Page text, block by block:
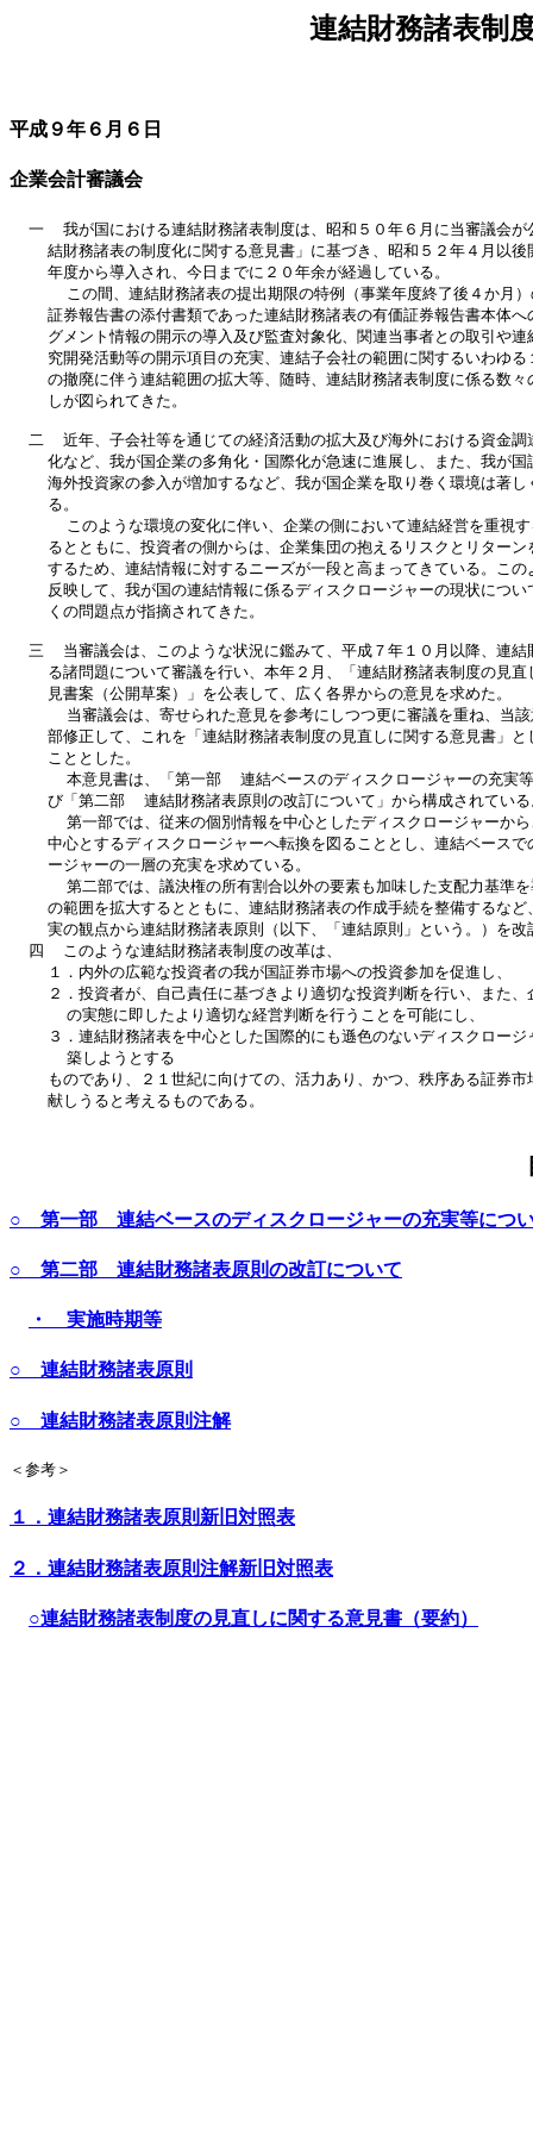
連結財務諸表制
平成９年６月６日
企業会計審議会
一  我が国における連結財務諸表制度は、昭和５０年６月に当審議会が
結財務諸表の制度化に関する意見書」に基づき、昭和５２年４月以後
年度から導入され、今日までに２０年余が経
この間、連結財務諸表の提出期限の特例（事業年度終了後４か月
証券報告書の添付書類であった連結財務諸表の有価証券報告書本体へ
グメント情報の開示の導入及び監査対象化、関連当事者との取引や連
究開発活動等の開示項目の充実、連結子会社の範囲に関するいわゆる
の撤廃に伴う連結範囲の拡大等、随時、連結財務諸表制度に係る数々
しが図られ
二  近年、子会社等を通じての経済活動の拡大及び海外における資金調
化など、我が国企業の多角化・国際化が急速に進展し、また、我が国
海外投資家の参入が増加するなど、我が国企業を取り巻く環境は著し
このような環境の変化に伴い、企業の側において連結経営を重視
るとともに、投資者の側からは、企業集団の抱えるリスクとリターン
するため、連結情報に対するニーズが一段と高まってきている。この
反映して、我が国の連結情報に係るディスクロージャーの現状につい
くの問題点が指摘さ
三  当審議会は、このような状況に鑑みて、平成７年１０月以降、連結
る諸問題について審議を行い、本年２月、「連結財務諸表制度の見直
見書案（公開草案）」を公表して、広く各界からの意
当審議会は、寄せられた意見を参考にしつつ更に審議を重ね、当
部修正して、これを「連結財務諸表制度の見直しに関する意見書」と
ことと
本意見書は、「第一部  連結ベースのディスクロージャーの充実
び「第二部  連結財務諸表原則の改訂について」から構
第一部では、従来の個別情報を中心としたディスクロージャーか
中心とするディスクロージャーへ転換を図ることとし、連結ベースで
ージャーの一層の充実を求
第二部では、議決権の所有割合以外の要素も加味した支配力基準
の範囲を拡大するとともに、連結財務諸表の作成手続を整備するなど
実の観点から連結財務諸表原則（以下、「連結原則」という。）を
四  このような連結財務諸表制度
１．内外の広範な投資者の我が国証券市場への投資参
２．投資者が、自己責任に基づきより適切な投資判断を行い、また、
の実態に即したより適切な経営判断を行うこと
３．連結財務諸表を中心とした国際的にも遜色のないディスクロージ
築しよう
ものであり、２１世紀に向けての、活力あり、かつ、秩序ある証券市
献しうると考えるも
○ 第一部 連結ベースのディスクロージャーの充実等につ
○ 第二部 連結財務諸表原則の改訂について
・ 実施時期等
○ 連結財務諸表原則
○ 連結財務諸表原則注解
＜参考＞
１．連結財務諸表原則新旧対照表
２．連結財務諸表原則注解新旧対照表
○連結財務諸表制度の見直しに関する意見書（要約）